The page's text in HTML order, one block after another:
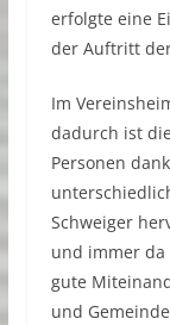
erfolgte eine
der Auftritt
Im
dadurch ist
Personen
Schweiger
und immer da
gute
und